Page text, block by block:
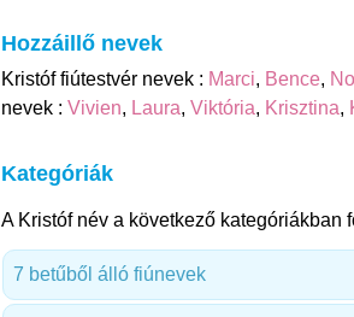
Hozzáillő nevek
Kristóf fiútestvér nevek : Marci, Bence,
nevek : Vivien, Laura, Viktória, Krisztina,
Kategóriák
A Kristóf név a következő kategóriákban
7 betűből álló fiúnevek